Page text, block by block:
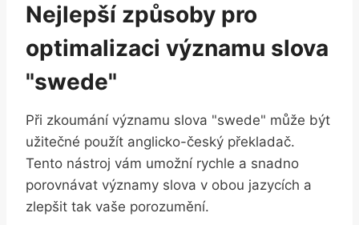
Nejlepší způsoby pro
optimalizaci významu slova
"swede"
Při zkoumání významu slova "swede" může být
užitečné použít anglicko-český překladač.
Tento nástroj vám umožní rychle a snadno
porovnávat významy slova v obou jazycích a
zlepšit tak vaše porozumění.